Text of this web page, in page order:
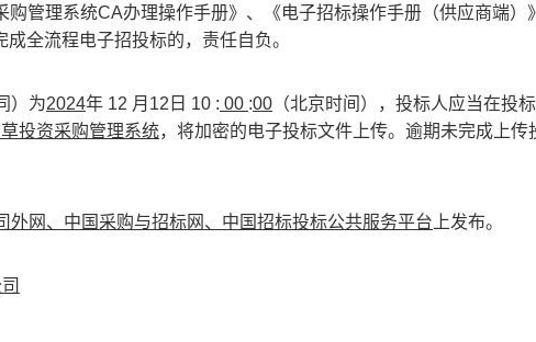
购管理系统CA办理操作手册》、《电子招标操作手册（供应商端）
全流程电子招投标的，责任自负。
）为2024年 12 月 12 日 10 : 00 :00 （北京时间），投标人应当在投
投资采购管理系统，将加密的电子投标文件上传。逾期未完成上传
外网、中国采购与招标网、中国招标投标公共服务平台 上发布。